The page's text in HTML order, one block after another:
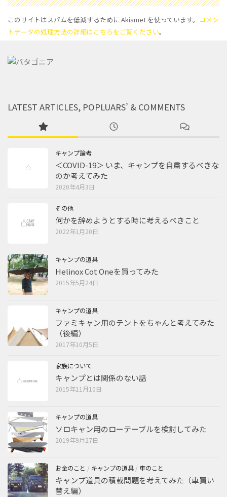
このサイトはスパムを低減するために Akismet を使っています。 コメン
トデータの処理方法の詳細はこちらをご覧ください。
LATEST ARTICLES, POPLUARS’ & COMMENTS
キャンプ論考
＜COVID-19＞ いま、キャンプを自粛するべきな
のか考えてみた
2020年4月3日
その他
何かを辞めようとする時に考えるべきこと
2022年1月20日
キャンプの道具
Helinox Cot Oneを買ってみた
2015年5月24日
キャンプの道具
ファミキャン用のテントをちゃんと考えてみた
（後編）
2017年10月5日
家族について
キャンプとは関係のない話
2015年11月10日
キャンプの道具
ソロキャン用のローテーブルを検討してみた
2019年9月27日
お金のこと / キャンプの道具 / 車のこと
キャンプ道具の積載問題を考えてみた（車買い
替え編）